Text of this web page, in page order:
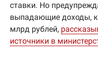
ставки. Но
выпадающие доходы,
млрд рублей,
источники в